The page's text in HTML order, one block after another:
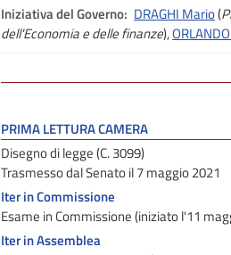
Iniziativa del Governo: DRAGHI Mario(
dell'Economia e delle finanze),
PRIMA LETTURA CAMERA
Disegno di legge (C. 3099)
Trasmesso dal Senato il 7 maggio 2021
Iter in Commissione
Esame in Commissione (iniziato l'11
Iter in Assemblea